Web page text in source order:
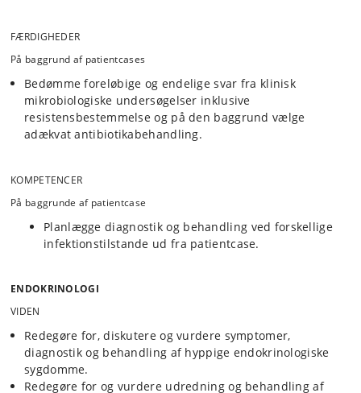
FÆRDIGHEDER
På baggrund af patientcases
Bedømme foreløbige og endelige svar fra klinisk
mikrobiologiske undersøgelser inklusive
resistensbestemmelse og på den baggrund vælge
adækvat antibiotikabehandling.
KOMPETENCER
På baggrunde af patientcase
Planlægge diagnostik og behandling ved forskellige
infektionstilstande ud fra patientcase.
ENDOKRINOLOGI
VIDEN
Redegøre for, diskutere og vurdere symptomer,
diagnostik og behandling af hyppige endokrinologiske
sygdomme.
Redegøre for og vurdere udredning og behandling af